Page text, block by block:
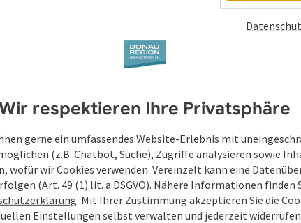
respektieren Ihre Privatsphäre
gerne ein umfassendes Website-Erlebnis mit
(z.B. Chatbot, Suche), Zugriffe analysieren sowie
wofür wir Cookies verwenden. Vereinzelt kann eine
(Art. 49 (1) lit. a DSGVO). Nähere Informationen finden
. Mit Ihrer Zustimmung akzeptieren Sie die
Einstellungen selbst verwalten und jederzeit